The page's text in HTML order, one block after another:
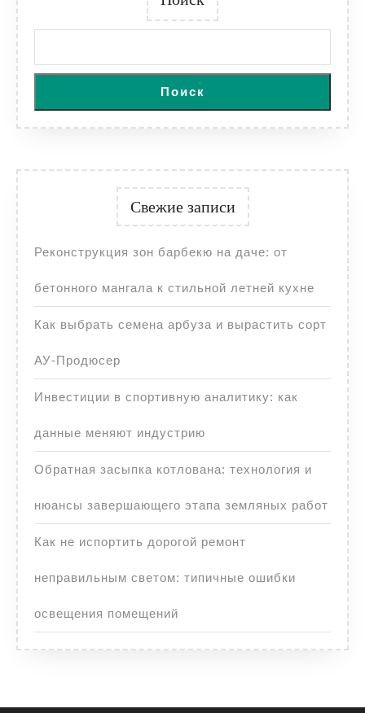
Поиск
Свежие записи
Реконструкция зон барбекю на даче: от
бетонного мангала к стильной летней кухне
Как выбрать семена арбуза и вырастить сорт
АУ-Продюсер
Инвестиции в спортивную аналитику: как
данные меняют индустрию
Обратная засыпка котлована: технология и
нюансы завершающего этапа земляных работ
Как не испортить дорогой ремонт
неправильным светом: типичные ошибки
освещения помещений